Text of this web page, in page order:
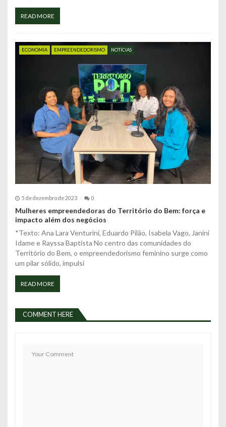
READ MORE
ECONOMIA EMPREENDEDORISMO NOTÍCIAS
5 de dezembro de 2023 0
Mulheres empreendedoras do Território do Bem: força e
impacto além dos negócios
*Texto: Ana Lara Venturini, Eduardo Pilão, Isabela Vago, Janini
Idame e Rayssa Baptista No centro das comunidades do
Território do Bem, o empreendedorismo feminino surge como
um pilar sólido, impulsi
READ MORE
COMMENT HERE